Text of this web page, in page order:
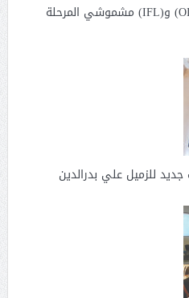
شراكة بين مجلس الخدمة و (OIF) و(IFL) مشموشي المرحلة